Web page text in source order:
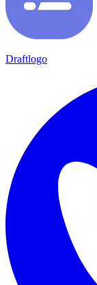
Draftlogo